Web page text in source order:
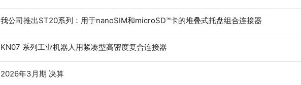
我公司推出ST20系列：用于nanoSIM和microSD™卡的堆叠式托盘组合连接器
KN07 系列工业机器人用紧凑型高密度复合连接器
2026年3月期 决算